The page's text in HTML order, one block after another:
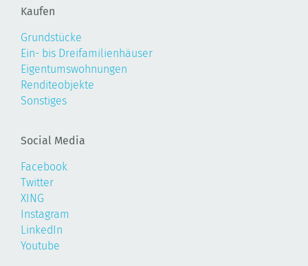
Kaufen
Grundstücke
Ein- bis Dreifamilienhäuser
Eigentumswohnungen
Renditeobjekte
Sonstiges
Social Media
Facebook
Twitter
XING
Instagram
LinkedIn
Youtube